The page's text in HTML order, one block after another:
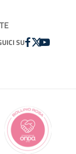
SUFACEBOOK
TWITTER
YOUTUBE